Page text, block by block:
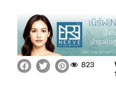
823